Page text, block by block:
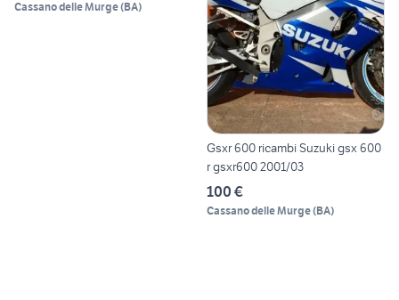
Cassano delle Murge(BA)
Gsxr 600 ricambi Suzuki gsx 600
r gsxr600 2001/03
100 €
Cassano delle Murge(BA)